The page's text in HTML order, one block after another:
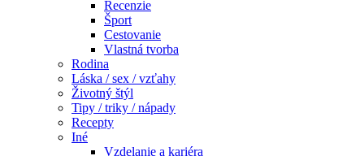
Recenzie
Šport
Cestovanie
Vlastná tvorba
Rodina
Láska / sex / vzťahy
Životný štýl
Tipy / triky / nápady
Recepty
Iné
Vzdelanie a kariéra